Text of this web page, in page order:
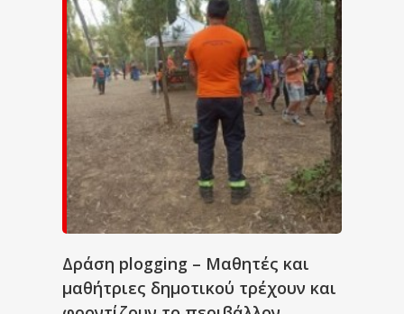
Δράση plogging – Μαθητές και
μαθήτριες δημοτικού τρέχουν και